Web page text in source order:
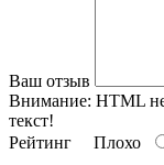
Ваш отзыв
Внимание: HTML
текст!
Рейтинг Плохо